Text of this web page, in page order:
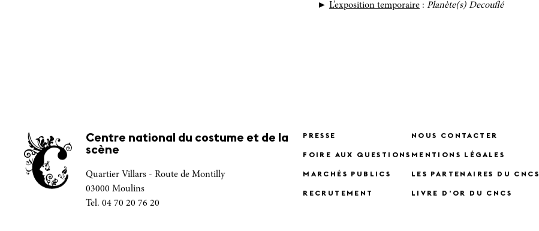
► L’exposition temporaire : Planète(s) Decouflé
Centre national du costume et de la
scène
Quartier Villars - Route de Montilly
03000 Moulins
Tel. 04 70 20 76 20
PRESSE
FOIRE AUX QUESTIONS
MARCHÉS PUBLICS
RECRUTEMENT
NOUS CONTACTER
MENTIONS LÉGALES
LES PARTENAIRES DU CNCS
LIVRE D’OR DU CNCS